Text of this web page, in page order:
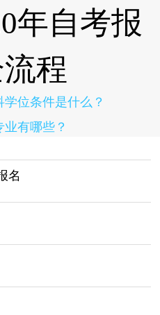
位条件是什么？
有哪些？
名